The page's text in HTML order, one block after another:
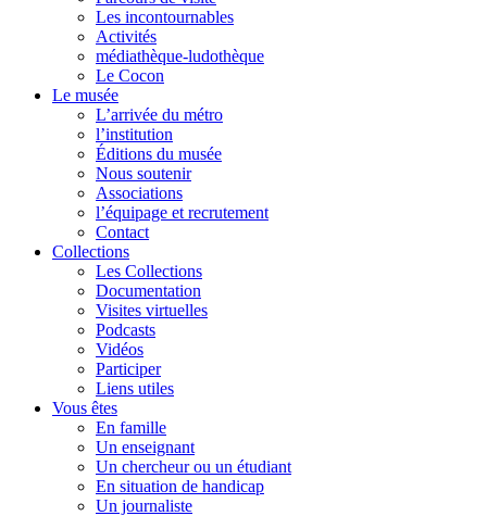
Les incontournables
Activités
médiathèque-ludothèque
Le Cocon
Le musée
L’arrivée du métro
l’institution
Éditions du musée
Nous soutenir
Associations
l’équipage et recrutement
Contact
Collections
Les Collections
Documentation
Visites virtuelles
Podcasts
Vidéos
Participer
Liens utiles
Vous êtes
En famille
Un enseignant
Un chercheur ou un étudiant
En situation de handicap
Un journaliste